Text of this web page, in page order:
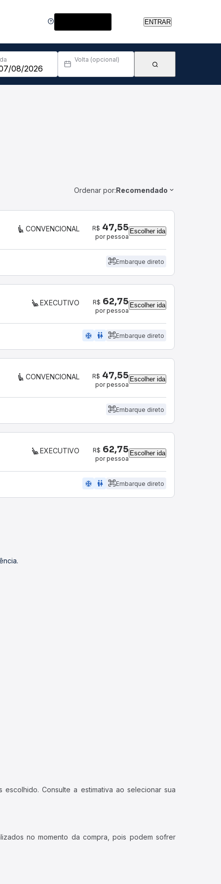
ENTRAR
Volta (opcional)
Ordenar por:Recomendado
CONVENCIONAL R$ 47,55
por pessoa
Escolher ida
Embarque direto
EXECUTIVO R$ 62,75
por pessoa
Escolher ida
ac_unit wc Embarque direto
CONVENCIONAL R$ 47,55
por pessoa
Escolher ida
Embarque direto
EXECUTIVO R$ 62,75
por pessoa
Escolher ida
ac_unit wc Embarque direto
Consulte a estimativa ao selecionar sua
no momento da compra, pois podem sofrer